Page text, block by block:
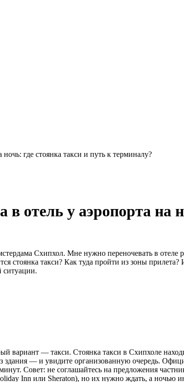
где стоянка такси и путь к терминалу?
в отель у аэропорта на
Схипхол. Мне нужно переночевать в
стоянка такси? Как туда пройти из зоны
ситуации.
вариант — такси. Стоянка такси в Схипхоле
здания — и увидите организованную очередь.
Совет: не соглашайтесь на предложения
Inn или Sheraton), но их нужно ждать, а ночью